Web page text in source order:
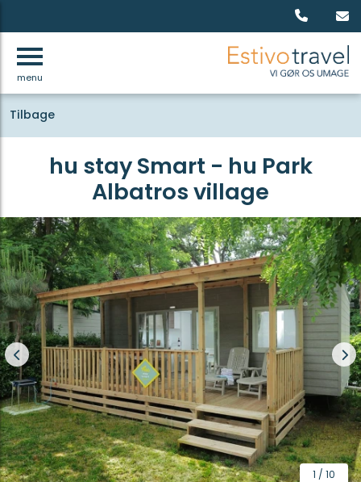
menu
Tilbage
hu stay Smart - hu Park
Albatros village
1 / 10